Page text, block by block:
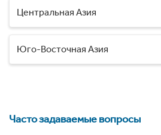
Центральная Азия
Юго-Восточная Азия
Часто задаваемые вопросы